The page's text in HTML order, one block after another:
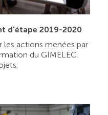
d'étape 2019-2020
actions menées par
du GIMELEC.